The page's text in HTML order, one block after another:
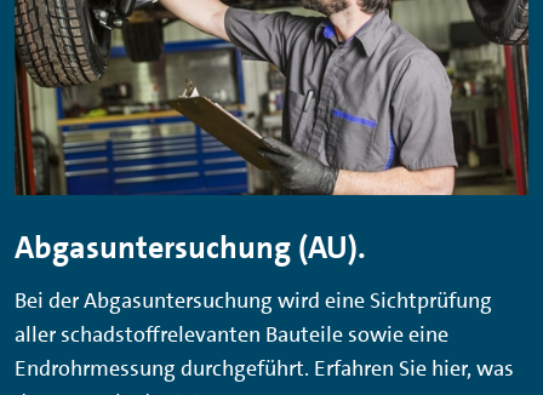
Abgasuntersuchung (AU).
Bei der Abgasuntersuchung wird eine Sichtprüfung
aller schadstoffrelevanten Bauteile sowie eine
Endrohrmessung durchgeführt. Erfahren Sie hier, was